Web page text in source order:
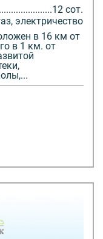
12 сот.
электричество
в 16 км от
в 1 км. от